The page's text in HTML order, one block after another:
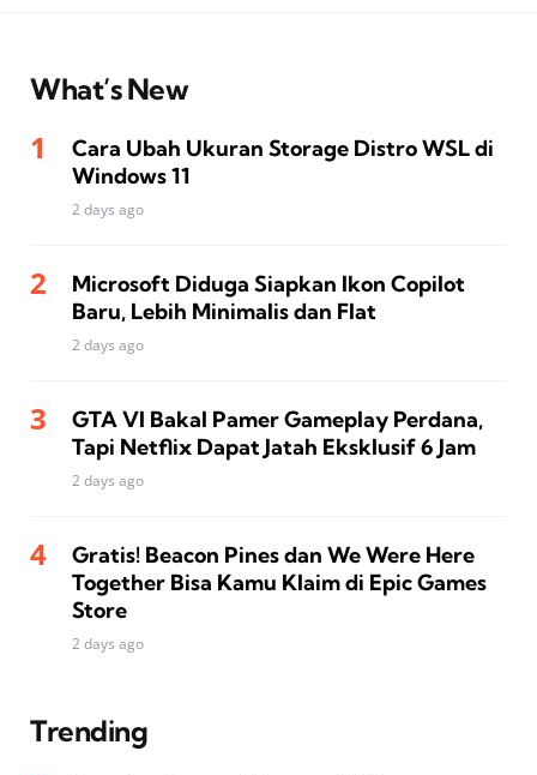
What’s New
Cara Ubah Ukuran Storage Distro WSL di
Windows 11
2 days ago
Microsoft Diduga Siapkan Ikon Copilot
Baru, Lebih Minimalis dan Flat
2 days ago
GTA VI Bakal Pamer Gameplay Perdana,
Tapi Netflix Dapat Jatah Eksklusif 6 Jam
2 days ago
Gratis! Beacon Pines dan We Were Here
Together Bisa Kamu Klaim di Epic Games
Store
2 days ago
Trending